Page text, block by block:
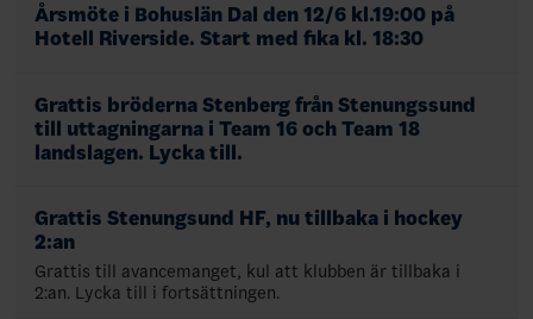
Årsmöte i Bohuslän Dal den 12/6 kl.19:00 på
Hotell Riverside. Start med fika kl. 18:30
Grattis bröderna Stenberg från Stenungssund
till uttagningarna i Team 16 och Team 18
landslagen. Lycka till.
Grattis Stenungsund HF, nu tillbaka i hockey
2:an
Grattis till avancemanget, kul att klubben är tillbaka i
2:an. Lycka till i fortsättningen.